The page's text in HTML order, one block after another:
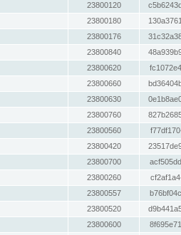
23800120
23800180
23800176
23800840
23800620
23800660
23800630
23800760
23800560
23800420
23800700
23800260
23800557
23800520
23800600